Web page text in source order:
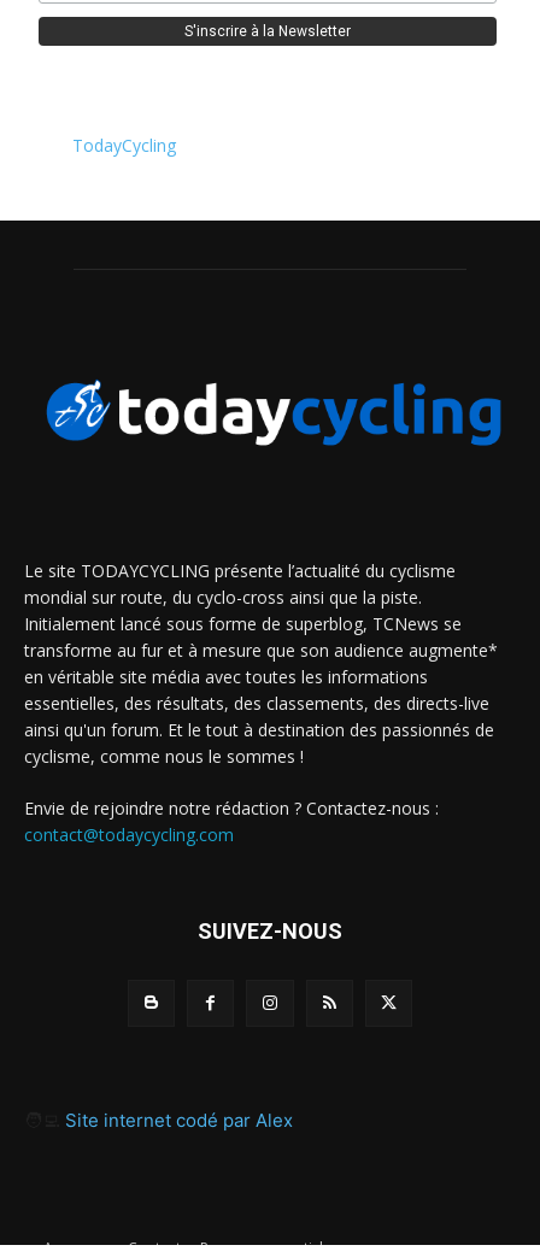
TodayCycling
Le site TODAYCYCLING présente l’actualité du cyclisme
mondial sur route, du cyclo-cross ainsi que la piste.
Initialement lancé sous forme de superblog, TCNews se
transforme au fur et à mesure que son audience augmente*
en véritable site média avec toutes les informations
essentielles, des résultats, des classements, des directs-live
ainsi qu'un forum. Et le tout à destination des passionnés de
cyclisme, comme nous le sommes !
Envie de rejoindre notre rédaction ? Contactez-nous :
contact@todaycycling.com
SUIVEZ-NOUS
Site internet codé par Alex
A propos Contact Proposer un article